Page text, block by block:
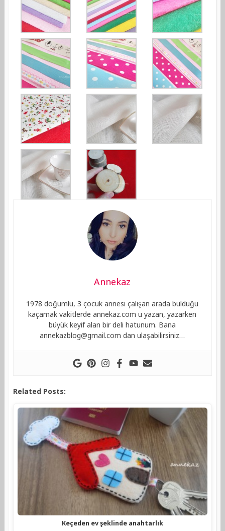
Annekaz
1978 doğumlu, 3 çocuk annesi çalışan arada bulduğu
kaçamak vakitlerde annekaz.com u yazan, yazarken
büyük keyif alan bir deli hatunum. Bana
annekazblog@gmail.com dan ulaşabilirsiniz…
Related Posts:
Keçeden ev şeklinde anahtarlık